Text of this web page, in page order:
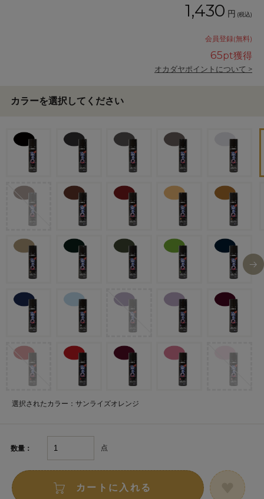
1,430 円 (税込)
会員登録(無料)
65pt獲得
オカダヤポイントについて >
カラーを選択してください
選択されたカラー：サンライズオレンジ
数量： 点
カートに入れる